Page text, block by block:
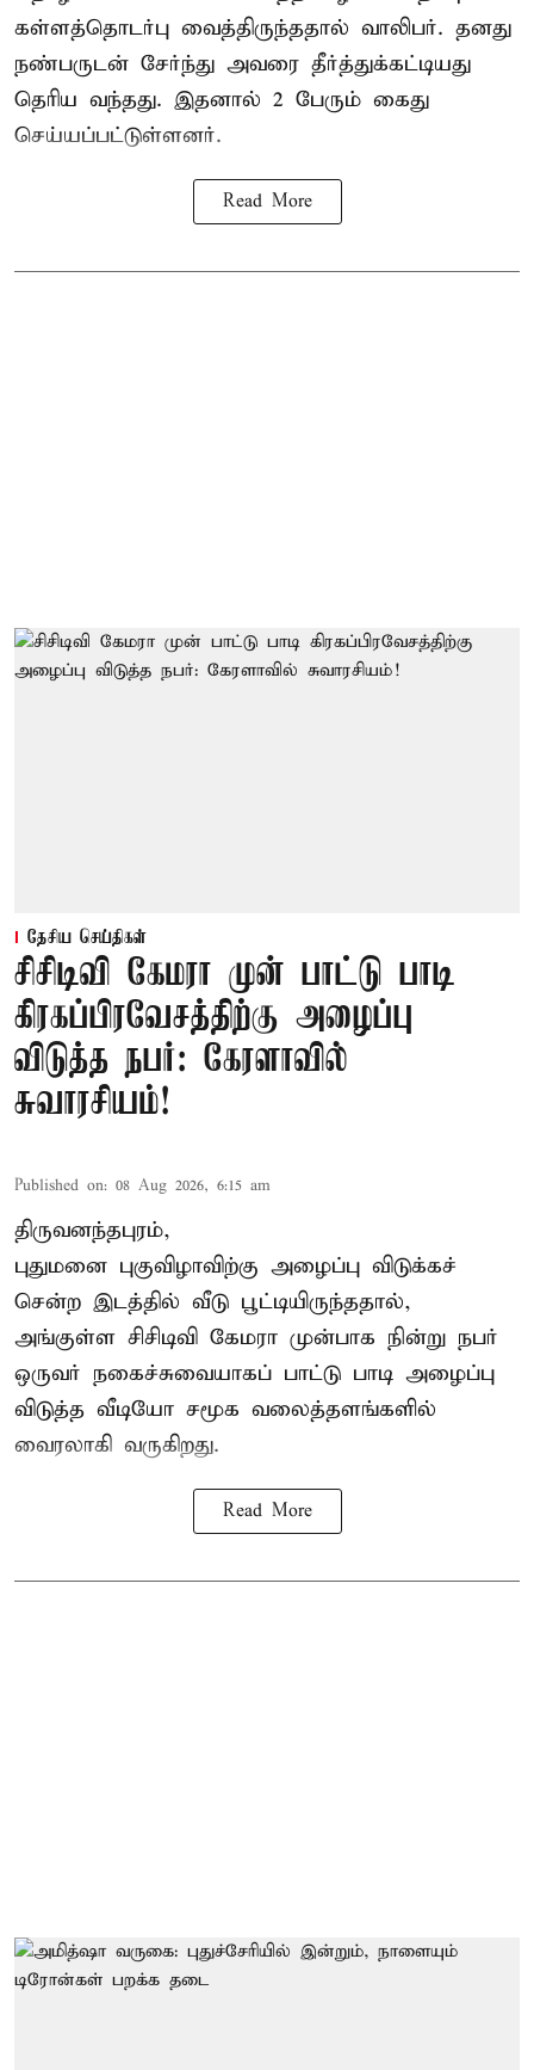
கள்ளத்தொடர்பு வைத்திருந்ததால் வாலிபர். தனது
நண்பருடன் சேர்ந்து அவரை தீர்த்துக்கட்டியது
தெரிய வந்தது. இதனால் 2 பேரும் கைது
செய்யப்பட்டுள்ளனர்.
Read More
தேசிய செய்திகள்
சிசிடிவி கேமரா முன் பாட்டு பாடி
கிரகப்பிரவேசத்திற்கு அழைப்பு
விடுத்த நபர்: கேரளாவில்
சுவாரசியம்!
Published on: 08 Aug 2026, 6:15 am
திருவனந்தபுரம்,
புதுமனை புகுவிழாவிற்கு அழைப்பு விடுக்கச்
சென்ற இடத்தில் வீடு பூட்டியிருந்ததால்,
அங்குள்ள சிசிடிவி கேமரா முன்பாக நின்று நபர்
ஒருவர் நகைச்சுவையாகப் பாட்டு பாடி அழைப்பு
விடுத்த வீடியோ சமூக வலைத்தளங்களில்
வைரலாகி வருகிறது.
Read More